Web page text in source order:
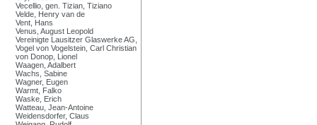
Vecellio, gen. Tizian, Tiziano
Velde, Henry van de
Vent, Hans
Venus, August Leopold
Vereinigte Lausitzer Glaswerke AG,
Vogel von Vogelstein, Carl Christian
von Donop, Lionel
Waagen, Adalbert
Wachs, Sabine
Wagner, Eugen
Warmt, Falko
Waske, Erich
Watteau, Jean-Antoine
Weidensdorfer, Claus